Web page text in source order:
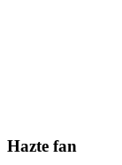
Hazte fan